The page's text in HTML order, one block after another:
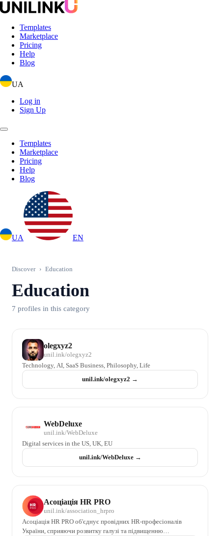
Templates
Marketplace
Pricing
Help
Blog
UA
Log in
Sign Up
Templates
Marketplace
Pricing
Help
Blog
UA EN
Discover › Education
Education
7 profiles in this category
olegxyz2
unil.ink/olegxyz2
Technology, AI, SaaS Business, Philosophy, Life
unil.ink/olegxyz2 →
WebDeluxe
unil.ink/WebDeluxe
Digital services in the US, UK, EU
unil.ink/WebDeluxe→
Асоціація HR PRO
unil.ink/association_hrpro
Асоціація HR PRO об'єднує провідних HR-професіоналів
України, сприяючи розвитку галузі та підвищенню